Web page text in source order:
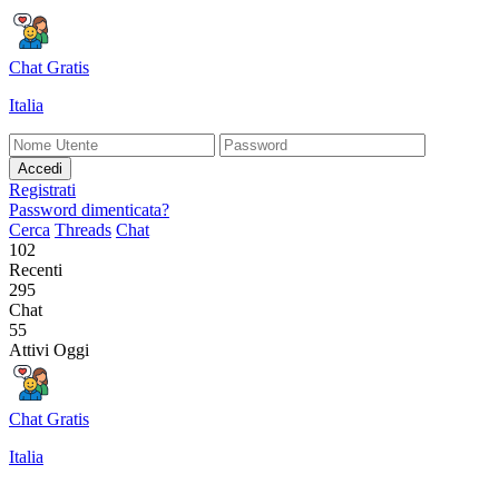
Chat Gratis
Italia
Accedi
Registrati
Password dimenticata?
Cerca Threads Chat
102
Recenti
295
Chat
55
Attivi Oggi
Chat Gratis
Italia